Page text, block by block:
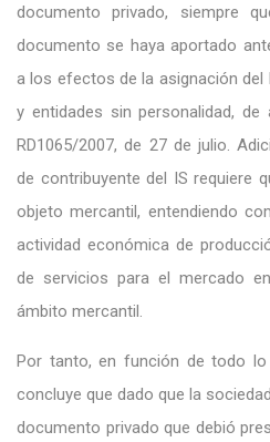
documento privado, siempre
documento se haya aportado
a los efectos de la asignación del
y entidades sin personalidad,
RD1065/2007, de 27 de julio.
de contribuyente del IS requiere
objeto mercantil, entendiendo
actividad económica de
de servicios para el mercado
ámbito mercantil.
Por tanto, en función de todo lo
concluye que dado que la
documento privado que debió